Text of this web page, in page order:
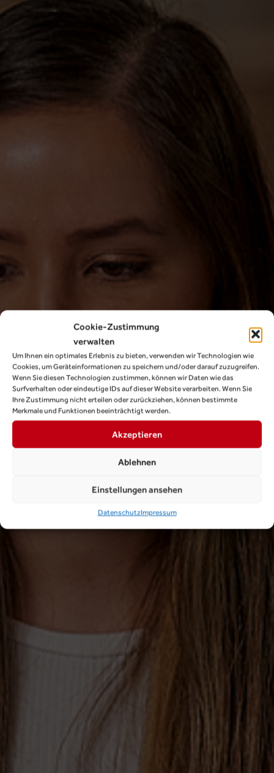
Cookie-Zustimmung
verwalten
Um Ihnen ein optimales Erlebnis zu bieten, verwenden wir Technologien wie
Cookies, um Geräteinformationen zu speichern und/oder darauf zuzugreifen.
Wenn Sie diesen Technologien zustimmen, können wir Daten wie das
Surfverhalten oder eindeutige IDs auf dieser Website verarbeiten. Wenn Sie
Ihre Zustimmung nicht erteilen oder zurückziehen, können bestimmte
Merkmale und Funktionen beeinträchtigt werden.
Akzeptieren
Ablehnen
Einstellungen ansehen
DatenschutzImpressum